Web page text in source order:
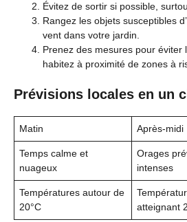
Évitez de sortir si possible,
Rangez les objets susceptibles
vent dans votre jardin.
Prenez des mesures pour éviter
habitez à proximité de zones à
Prévisions locales en un
Matin Après-midi
Temps calme et
nuageux
Orages
intenses
Températures autour de
20°C
atteignant